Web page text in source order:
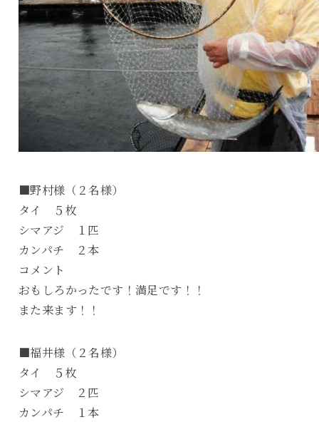
■野村様（２名様）
タイ ５枚
シマアジ １匹
カンパチ ２本
コメント
おもしろかったです！満足です！！
また来ます！！
■福井様（２名様）
タイ ５枚
シマアジ ２匹
カンパチ １本